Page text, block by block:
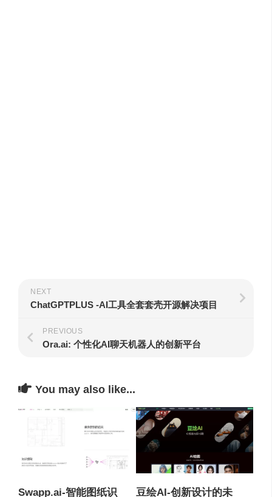
NEXT
ChatGPTPLUS -AI工具全套套壳开源解决项目
PREVIOUS
Ora.ai: 个性化AI聊天机器人的创新平台
You may also like...
Swapp.ai-智能图纸识
豆绘AI-创新设计的未